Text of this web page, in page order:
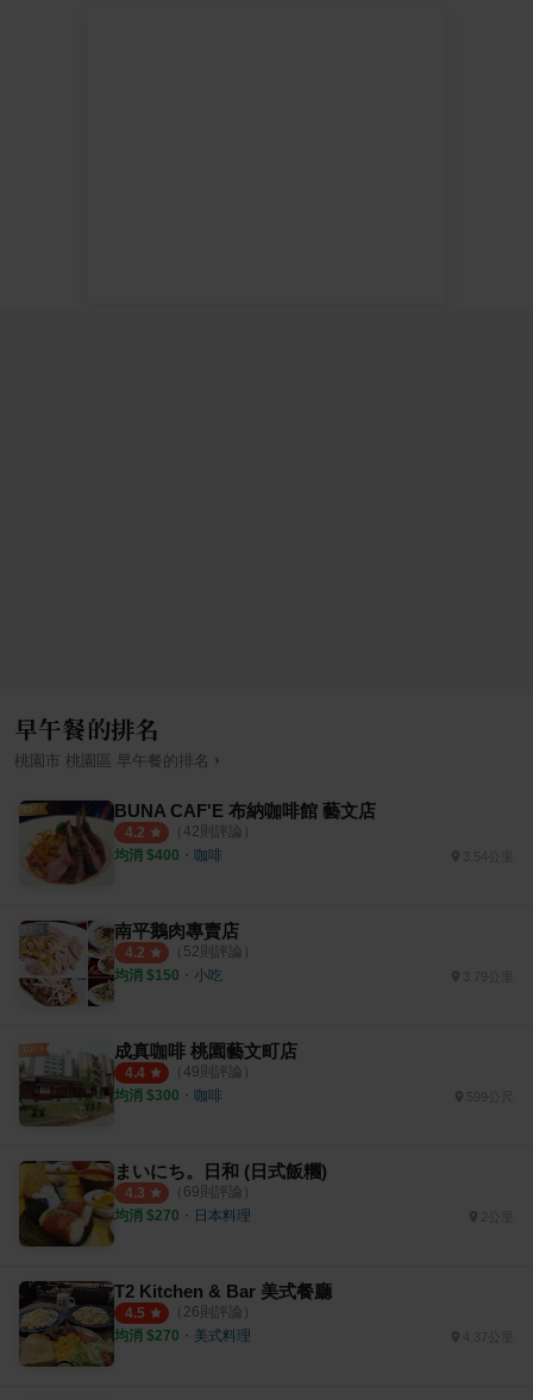
早午餐的排名
桃園市 桃園區 早午餐的排名 ›
BUNA CAF'E 布納咖啡館 藝文店
4.2 （ 42則評論）
均消 $400 ・ 咖啡 3.54公里
南平鵝肉專賣店
4.2 （ 52則評論）
均消 $150 ・ 小吃
成真咖啡 桃園藝文町店
4.4 （ 49則評論）
均消 $300 ・ 咖啡 599公尺
まいにち。日和 (日式飯糰)
4.3 （ 69則評論）
均消 $270 ・ 日本料理
T2 Kitchen & Bar 美式餐廳
4.5 （ 26則評論）
均消 $270 ・ 美式料理 4.37公里